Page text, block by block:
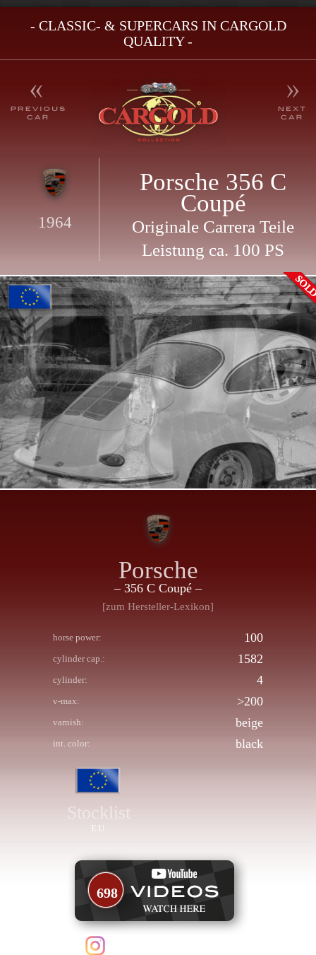
- CLASSIC- & SUPERCARS IN CARGOLD
QUALITY -
1964
Porsche 356 C
Coupé
Originale Carrera Teile
Leistung ca. 100 PS
Porsche
– 356 C Coupé –
[zum Hersteller-Lexikon]
horse power: 100
cylinder cap.: 1582
cylinder: 4
v-max: >200
varnish: beige
int. color: black
Stocklist
EU
698